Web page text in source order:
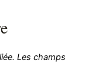
Les champs